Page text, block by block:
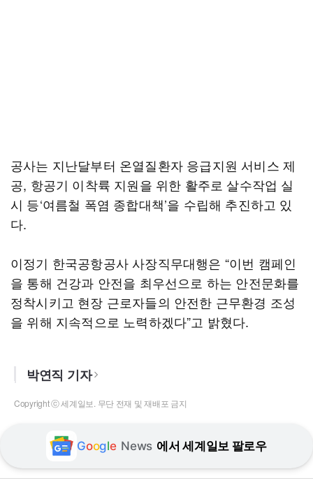
공사는 지난달부터 온열질환자 응급지원 서비스 제
공, 항공기 이착륙 지원을 위한 활주로 살수작업 실
시 등‘여름철 폭염 종합대책’을 수립해 추진하고 있
다.
이정기 한국공항공사 사장직무대행은 “이번 캠페인
을 통해 건강과 안전을 최우선으로 하는 안전문화를
정착시키고 현장 근로자들의 안전한 근무환경 조성
을 위해 지속적으로 노력하겠다”고 밝혔다.
박연직 기자
Copyright ⓒ 세계일보. 무단 전재 및 재배포 금지
Google News 에서 세계일보 팔로우